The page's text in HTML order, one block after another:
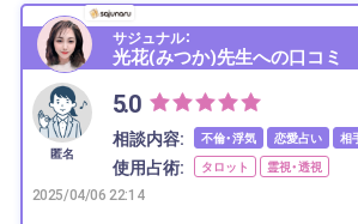
サジュナル：
光花(みつか)先生への口コミ
匿名
5.0
相談内容: 不倫・浮気 恋愛占い 相
使用占術: タロット 霊視・透視
2025/04/06 22:14